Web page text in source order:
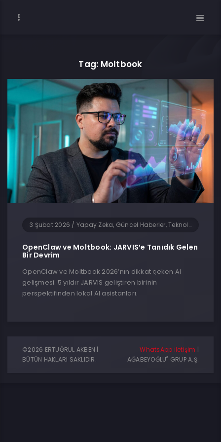
Tag: Moltbook
3 Şubat 2026 / Yapay Zeka, Güncel Haberler, Teknoloji, Yazılım
OpenClaw ve Moltbook: JARVIS’e Tanıdık Gelen
Bir Devrim
OpenClaw ve Moltbook 2026’nın dikkat çeken AI
gelişmesi. 5 yıldır JARVIS geliştiren birinin
perspektifinden lokal AI asistanları.
©2026 ERTUĞRUL AKBEN |
BÜTÜN HAKLARI SAKLIDIR.
WhatsApp İletişim |
AĞABEYOĞLU® GRUP A.Ş.